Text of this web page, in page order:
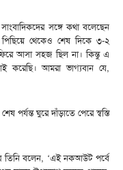
সঙ্গে কথা বলেছেন
থেকেও শেষ দিকে ৩-২
আসা সহজ ছিল না। কিন্তু এ
করেছি। আমরা ভাগ্যবান যে,
পর্যন্ত ঘুরে দাঁড়াতে পেরে স্বস্তি
তিনি বলেন, ‘এই নকআউট পর্বে